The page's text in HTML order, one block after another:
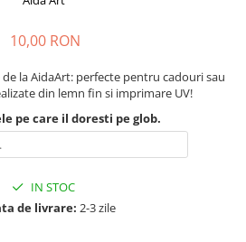
10,00 RON
la AidaArt: perfecte pentru cadouri sau
din lemn fin si imprimare UV!
pe care il doresti pe glob.
IN STOC
de livrare: 2-3 zile